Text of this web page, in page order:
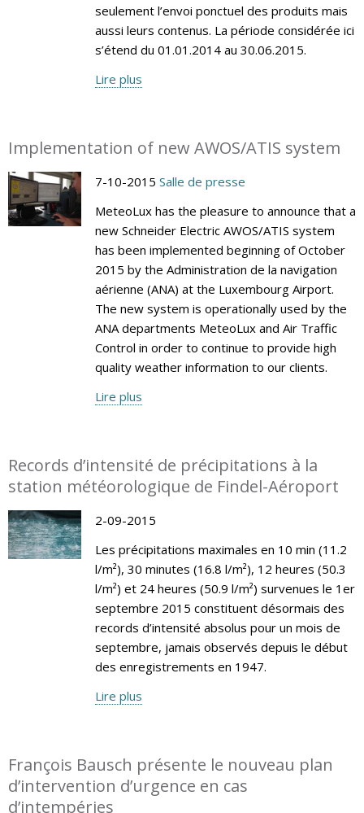
seulement l’envoi ponctuel des produits mais
aussi leurs contenus. La période considérée ici
s’étend du 01.01.2014 au 30.06.2015.
Lire plus
Implementation of new AWOS/ATIS system
7-10-2015 Salle de presse
MeteoLux has the pleasure to announce that a
new Schneider Electric AWOS/ATIS system
has been implemented beginning of October
2015 by the Administration de la navigation
aérienne (ANA) at the Luxembourg Airport.
The new system is operationally used by the
ANA departments MeteoLux and Air Traffic
Control in order to continue to provide high
quality weather information to our clients.
Lire plus
Records d’intensité de précipitations à la
station météorologique de Findel-Aéroport
2-09-2015
Les précipitations maximales en 10 min (11.2
l/m²), 30 minutes (16.8 l/m²), 12 heures (50.3
l/m²) et 24 heures (50.9 l/m²) survenues le 1er
septembre 2015 constituent désormais des
records d’intensité absolus pour un mois de
septembre, jamais observés depuis le début
des enregistrements en 1947.
Lire plus
François Bausch présente le nouveau plan
d’intervention d’urgence en cas
d’intempéries